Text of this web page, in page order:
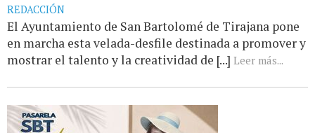
REDACCIÓN
El Ayuntamiento de San Bartolomé de Tirajana pone
en marcha esta velada-desfile destinada a promover y
mostrar el talento y la creatividad de [...] Leer más...